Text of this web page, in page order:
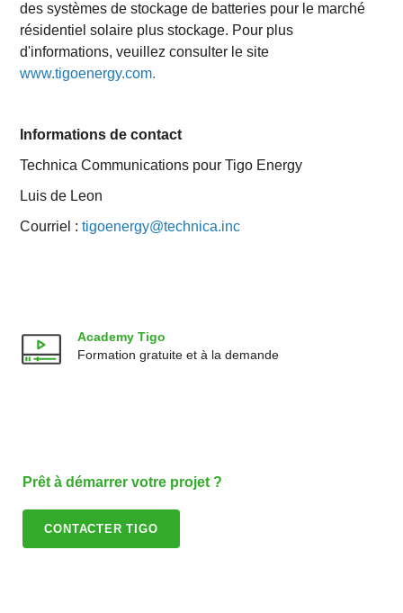
Academy Tigo
Formation gratuite et à la demande
Prêt à démarrer votre projet ?
CONTACTER TIGO
des systèmes de stockage de batteries pour le marché
résidentiel solaire plus stockage. Pour plus
d'informations, veuillez consulter le site
www.tigoenergy.com.
Informations de contact
Technica Communications pour Tigo Energy
Luis de Leon
Courriel :tigoenergy@technica.inc